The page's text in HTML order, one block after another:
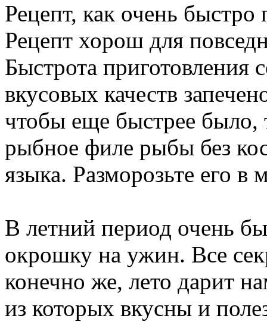
Рецепт, как очень
Рецепт хорош для
Быстрота приготовления
вкусовых качеств
чтобы еще быстрее было,
рыбное филе рыбы без
языка. Разморозьте его
В летний период очень
окрошку на ужин. Все
конечно же, лето дарит
из которых вкусны и